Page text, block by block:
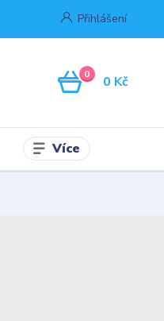
Přihlášení
0 0 Kč
Více